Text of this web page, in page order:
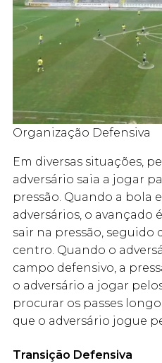
Organização Defensiva
Em diversas situações,
adversário saia a jogar
pressão. Quando a bola
adversários, o avançado
sair na pressão, seguido
centro. Quando o
campo defensivo, a
o adversário a jogar
procurar os passes
que o adversário jogue
Transição Defensiva